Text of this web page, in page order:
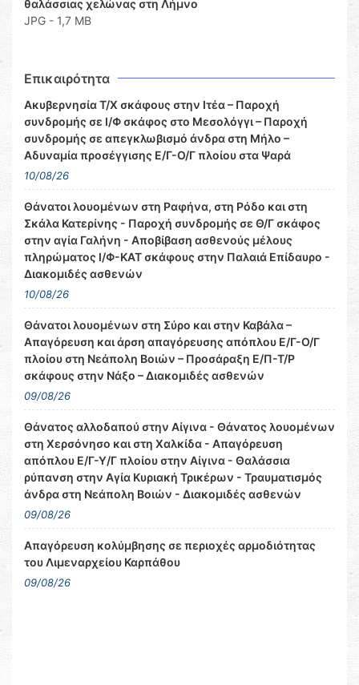
θαλάσσιας χελώνας στη Λήμνο
JPG - 1,7 MB
Επικαιρότητα
Ακυβερνησία Τ/Χ σκάφους στην Ιτέα – Παροχή
συνδρομής σε Ι/Φ σκάφος στο Μεσολόγγι – Παροχή
συνδρομής σε απεγκλωβισμό άνδρα στη Μήλο –
Αδυναμία προσέγγισης Ε/Γ-Ο/Γ πλοίου στα Ψαρά
10/08/26
Θάνατοι λουομένων στη Ραφήνα, στη Ρόδο και στη
Σκάλα Κατερίνης - Παροχή συνδρομής σε Θ/Γ σκάφος
στην αγία Γαλήνη - Αποβίβαση ασθενούς μέλους
πληρώματος Ι/Φ-ΚΑΤ σκάφους στην Παλαιά Επίδαυρο -
Διακομιδές ασθενών
10/08/26
Θάνατοι λουομένων στη Σύρο και στην Καβάλα –
Απαγόρευση και άρση απαγόρευσης απόπλου Ε/Γ-Ο/Γ
πλοίου στη Νεάπολη Βοιών – Προσάραξη Ε/Π-Τ/Ρ
σκάφους στην Νάξο – Διακομιδές ασθενών
09/08/26
Θάνατος αλλοδαπού στην Αίγινα - Θάνατος λουομένων
στη Χερσόνησο και στη Χαλκίδα - Απαγόρευση
απόπλου Ε/Γ-Υ/Γ πλοίου στην Αίγινα - Θαλάσσια
ρύπανση στην Αγία Κυριακή Τρικέρων - Τραυματισμός
άνδρα στη Νεάπολη Βοιών - Διακομιδές ασθενών
09/08/26
Απαγόρευση κολύμβησης σε περιοχές αρμοδιότητας
του Λιμεναρχείου Καρπάθου
09/08/26